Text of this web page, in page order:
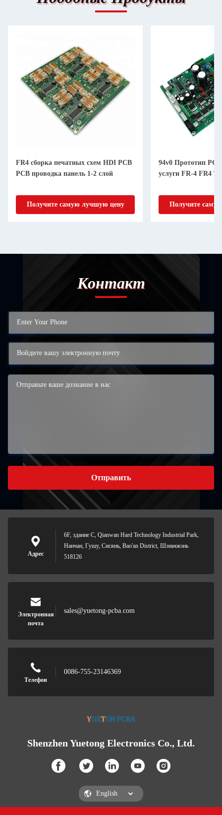
FR4 сборка печатных схем HDI PCB
PCB проводка панель 1-2 слой
Получите самую лучшую цену
94v0 Прототип
услуги FR-4 FR4
Получите
Контакт
Отправить
Адрес
6F, здание C, Qianwan Hard Technology Industrial Park,
Нанчан, Гушу, Сисянь, Bao'an District, Шэньчжэнь
518126
Электронная
почта
sales@yuetong-pcba.com
Телефон
0086-755-23146369
Shenzhen Yuetong Electronics Co., Ltd.